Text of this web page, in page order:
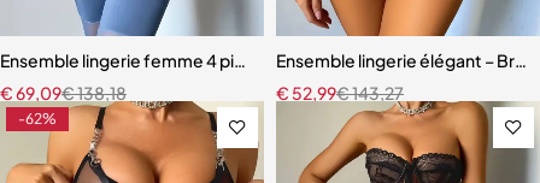
Ensemble lingerie femme 4 pièces – Satin bleu ardoise et dentelle à
€138,18
€69,09
Ensemble lingerie élégant –
€143,27
€ 52,99
-62%